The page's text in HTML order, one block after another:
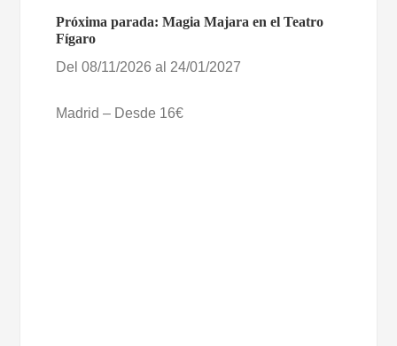
Próxima parada: Magia Majara en el Teatro
Fígaro
Del 08/11/2026 al 24/01/2027
Madrid – Desde 16€